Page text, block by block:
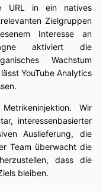
URL in ein natives
Zielgruppen
Interesse an
aktiviert die
Wachstum
YouTube Analytics
Wir
interessenbasierter
Auslieferung, die
Team überwacht die
dass die
bleiben.